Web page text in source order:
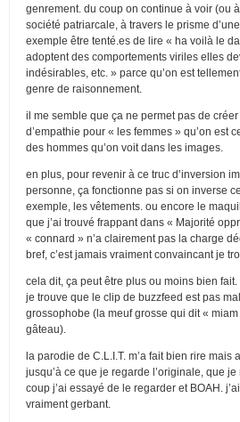
genrement. du coup on continue à voir (ou
société patriarcale, à travers le prisme
exemple être tenté.es de lire « ha voilà le
adoptent des comportements viriles elles
indésirables, etc. » parce qu’on est
genre de raisonnement.
il me semble que ça ne permet pas de
d’empathie pour « les femmes » qu’on est
des hommes qu’on voit dans les images.
en plus, pour revenir à ce truc d’inversion
personne, ça fonctionne pas si on inverse
exemple, les vêtements. ou encore le
que j’ai trouvé frappant dans « Majorité
« connard » n’a clairement pas la charge
bref, c’est jamais vraiment convaincant je
cela dit, ça peut être plus ou moins bien fait.
je trouve que le clip de buzzfeed est pas
grossophobe (la meuf grosse qui dit « miam
gâteau).
la parodie de C.L.I.T. m’a fait bien rire mais
jusqu’à ce que je regarde l’originale, que
coup j’ai essayé de le regarder et BOAH.
vraiment gerbant.